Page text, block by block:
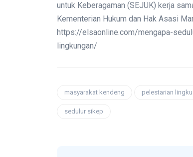
untuk Keberagaman (SEJUK) kerja
Kementerian Hukum dan Hak Asasi
https://elsaonline.com/mengapa-
lingkungan/
masyarakat kendeng pelestarian
sedulur sikep